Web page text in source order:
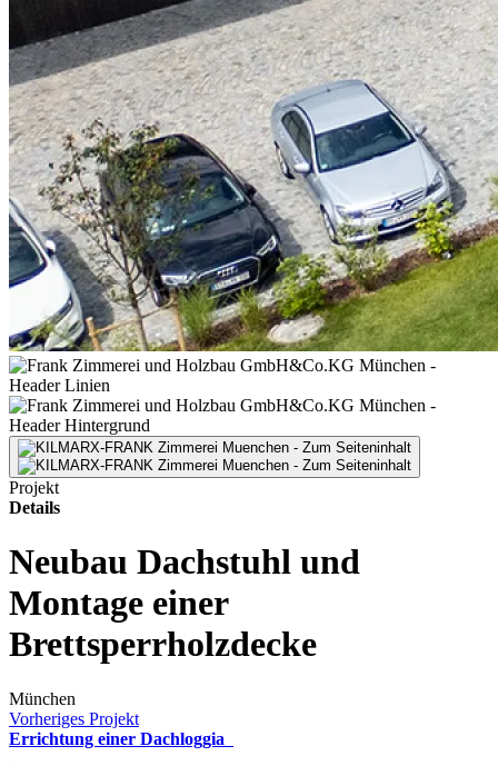
Projekt
Details
Neubau Dachstuhl und
Montage einer
Brettsperrholzdecke
München
Vorheriges Projekt
Errichtung einer Dachloggia